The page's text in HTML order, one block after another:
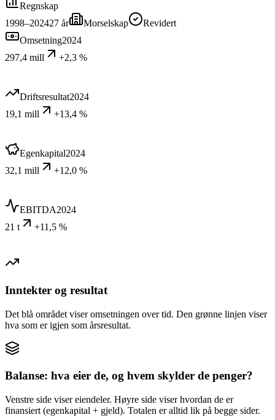
Regnskap
1998–202427 år Morselskap
Revidert
Omsetning2024
297,4 mill
+2,3 %
Driftsresultat2024
19,1 mill
+13,4 %
Egenkapital2024
32,1 mill
+12,0 %
EBITDA2024
21 t
+11,5 %
Inntekter og resultat
Det blå området viser omsetningen over tid. Den grønne linjen viser
hva som er igjen som årsresultat.
Balanse: hva eier de, og hvem skylder de penger?
Venstre side viser eiendeler. Høyre side viser hvordan de er
finansiert (egenkapital + gjeld). Totalen er alltid lik på begge sider.